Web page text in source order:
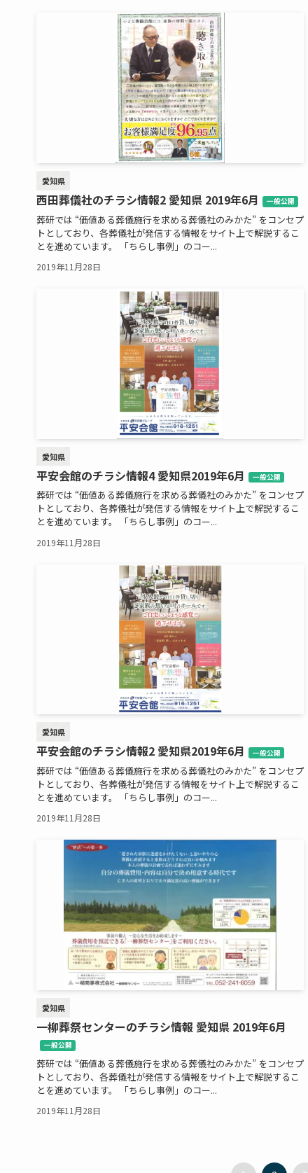
愛知県
西田葬儀社のチラシ情報2 愛知県 2019年6月 一般公開
葬研では “価値ある葬儀施行を求める葬儀社のみかた” をコンセプ
トとしており、各葬儀社が発信する情報をサイト上で解説するこ
とを進めています。 「ちらし事例」のコー...
2019年11月28日
愛知県
平安会館のチラシ情報4 愛知県2019年6月 一般公開
葬研では “価値ある葬儀施行を求める葬儀社のみかた” をコンセプ
トとしており、各葬儀社が発信する情報をサイト上で解説するこ
とを進めています。 「ちらし事例」のコー...
2019年11月28日
愛知県
平安会館のチラシ情報2 愛知県2019年6月 一般公開
葬研では “価値ある葬儀施行を求める葬儀社のみかた” をコンセプ
トとしており、各葬儀社が発信する情報をサイト上で解説するこ
とを進めています。 「ちらし事例」のコー...
2019年11月28日
愛知県
一柳葬祭センターのチラシ情報 愛知県 2019年6月
一般公開
葬研では “価値ある葬儀施行を求める葬儀社のみかた” をコンセプ
トとしており、各葬儀社が発信する情報をサイト上で解説するこ
とを進めています。 「ちらし事例」のコー...
2019年11月28日